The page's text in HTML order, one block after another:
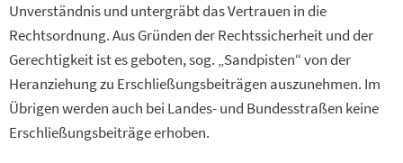
Unverständnis und untergräbt das Vertrauen in die
Rechtsordnung. Aus Gründen der Rechtssicherheit und der
Gerechtigkeit ist es geboten, sog. „Sandpisten“ von der
Heranziehung zu Erschließungsbeiträgen auszunehmen. Im
Übrigen werden auch bei Landes- und Bundesstraßen keine
Erschließungsbeiträge erhoben.